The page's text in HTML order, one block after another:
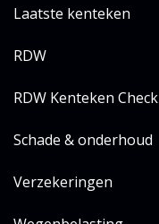
Laatste kenteken
RDW
RDW Kenteken Check
Schade & onderhoud
Verzekeringen